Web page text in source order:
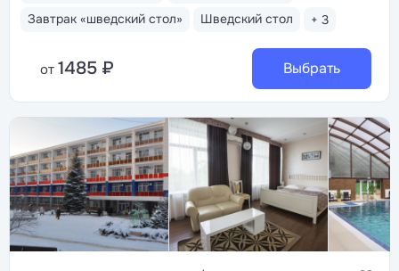
Завтрак «шведский стол»
Шведский стол + 3
от 1485 ₽ Выбрать